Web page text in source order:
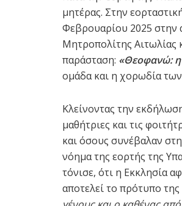
μητέρας. Στην
Φεβρουαρίου 2025 στην
Μητροπολίτης Αιτωλίας
παράσταση: «Θεοφανώ: η
ομάδα και η χορωδία
Κλείνοντας την
μαθήτριες και τις
και όσους συνέβαλαν
νόημα της εορτής της
τόνισε, ότι η Εκκλησία
αποτελεί το πρότυπο της